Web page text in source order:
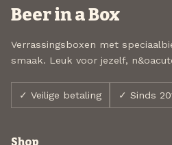
Beer in a Box
Verrassingsboxen met
smaak. Leuk voor jezelf,
✓ Veilige betaling ✓ Sinds
Shop